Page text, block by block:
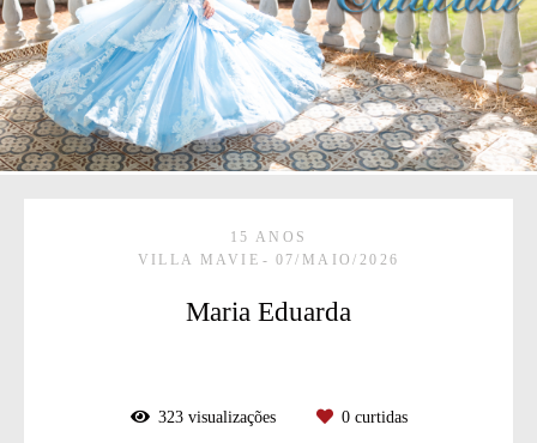
15 ANOS
VILLA MAVIE
07/MAIO/2026
Maria Eduarda
323visualizações 0curtidas